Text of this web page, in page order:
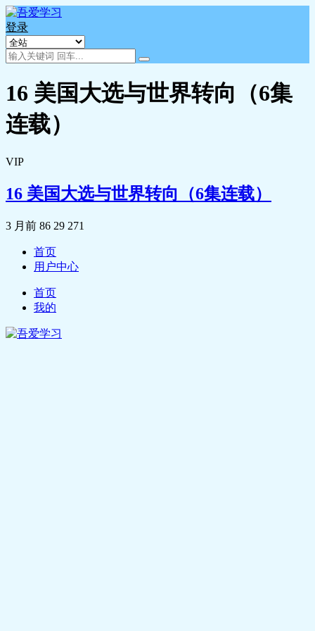
登录
16 美国大选与世界转向（6集
连载）
VIP
16 美国大选与世界转向（6集连载）
3 月前 86 29 271
首页
用户中心
首页
我的